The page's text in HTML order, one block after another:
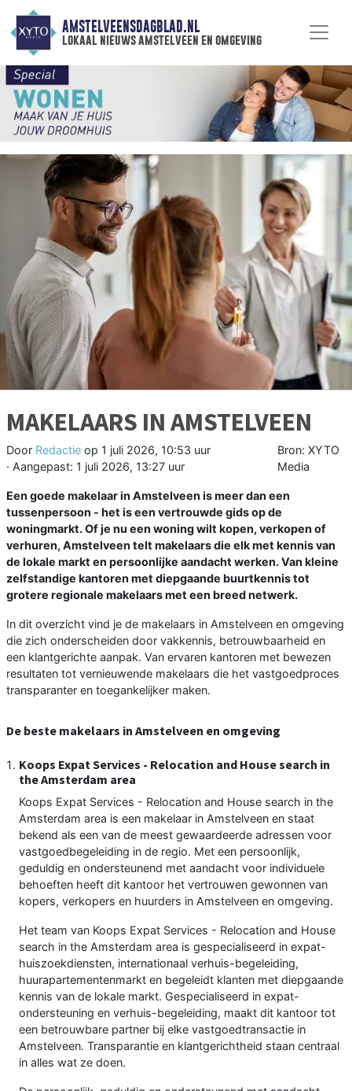
AMSTELVEENSDAGBLAD.NL
lokaal nieuws amstelveen en omgeving
MAKELAARS IN AMSTELVEEN
Door Redactie op 1 juli 2026, 10:53 uur
· Aangepast: 1 juli 2026, 13:27 uur
Bron: XYTO
Media
Een goede makelaar in Amstelveen is meer dan een
tussenpersoon - het is een vertrouwde gids op de
woningmarkt. Of je nu een woning wilt kopen, verkopen of
verhuren, Amstelveen telt makelaars die elk met kennis van
de lokale markt en persoonlijke aandacht werken. Van kleine
zelfstandige kantoren met diepgaande buurtkennis tot
grotere regionale makelaars met een breed netwerk.
In dit overzicht vind je de makelaars in Amstelveen en omgeving
die zich onderscheiden door vakkennis, betrouwbaarheid en
een klantgerichte aanpak. Van ervaren kantoren met bewezen
resultaten tot vernieuwende makelaars die het vastgoedproces
transparanter en toegankelijker maken.
De beste makelaars in Amstelveen en omgeving
Koops Expat Services - Relocation and House search in
the Amsterdam area
Koops Expat Services - Relocation and House search in the
Amsterdam area is een makelaar in Amstelveen en staat
bekend als een van de meest gewaardeerde adressen voor
vastgoedbegeleiding in de regio. Met een persoonlijk,
geduldig en ondersteunend met aandacht voor individuele
behoeften heeft dit kantoor het vertrouwen gewonnen van
kopers, verkopers en huurders in Amstelveen en omgeving.
Het team van Koops Expat Services - Relocation and House
search in the Amsterdam area is gespecialiseerd in expat-
huiszoekdiensten, internationaal verhuis-begeleiding,
huurapartementenmarkt en begeleidt klanten met diepgaande
kennis van de lokale markt. Gespecialiseerd in expat-
ondersteuning en verhuis-begeleiding, maakt dit kantoor tot
een betrouwbare partner bij elke vastgoedtransactie in
Amstelveen. Transparantie en klantgerichtheid staan centraal
in alles wat ze doen.